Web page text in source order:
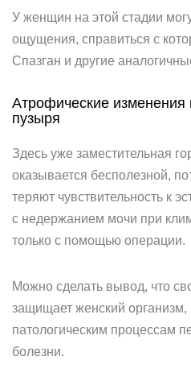
У женщин на этой стадии
ощущения, справиться с
Спазган и другие
Атрофические изменения
пузыря
Здесь уже заместительная
оказывается бесполезной,
теряют чувствительность к
с недержанием мочи при
только с помощью операции.
Можно сделать вывод, что
защищает женский
патологическим процессам
болезни.